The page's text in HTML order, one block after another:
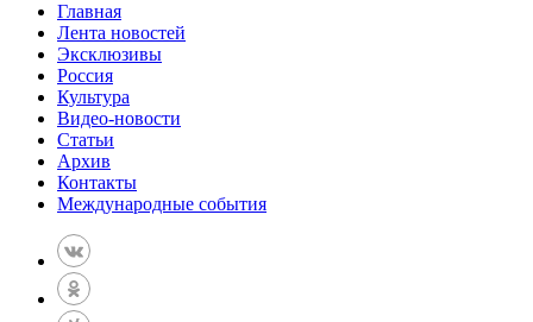
Главная
Лента новостей
Эксклюзивы
Россия
Культура
Видео-новости
Статьи
Архив
Контакты
Международные события